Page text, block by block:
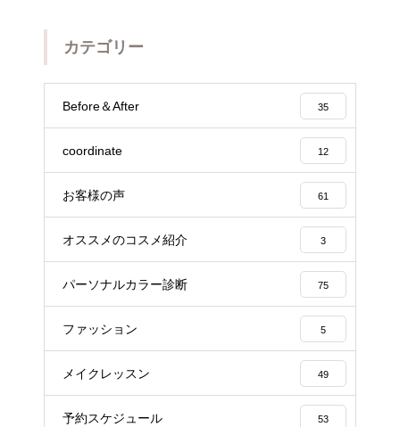
カテゴリー
Before＆After 35
coordinate 12
お客様の声 61
オススメのコスメ紹介 3
パーソナルカラー診断 75
ファッション 5
メイクレッスン 49
予約スケジュール 53